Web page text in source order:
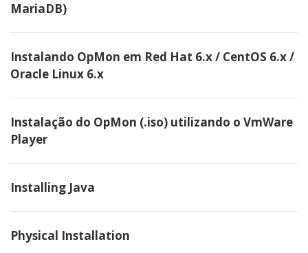
MariaDB)
Instalando OpMon em Red Hat 6.x / CentOS 6.x /
Oracle Linux 6.x
Instalação do OpMon (.iso) utilizando o VmWare
Player
Installing Java
Physical Installation